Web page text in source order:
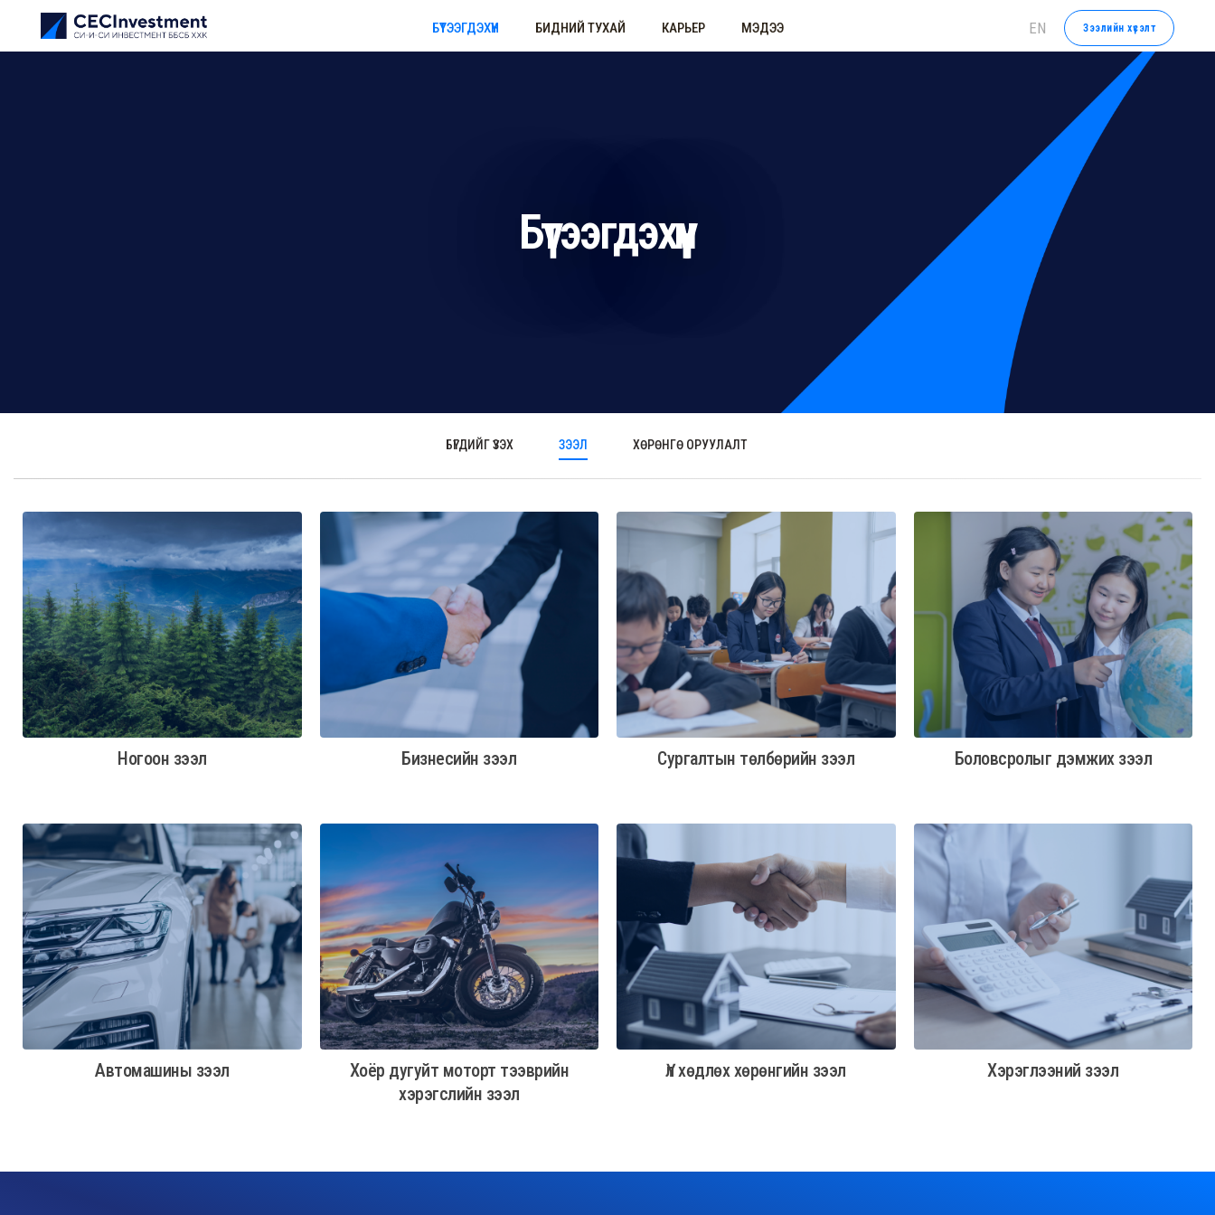
БҮТЭЭГДЭХҮҮН БИДНИЙ ТУХАЙ КАРЬЕР МЭДЭЭ EN Зээлийн хүсэлт
Бүтээгдэхүүн
БҮГДИЙГ ҮЗЭХ ЗЭЭЛ ХӨРӨНГӨ ОРУУЛАЛТ
Ногоон зээл Бизнесийн зээл Сургалтын төлбөрийн зээл Боловсролыг дэмжих зээл
Автомашины зээл
Хоёр дугуйт моторт тээврийн
хэрэгслийн зээл
Үл хөдлөх хөрөнгийн зээл Хэрэглээний зээл